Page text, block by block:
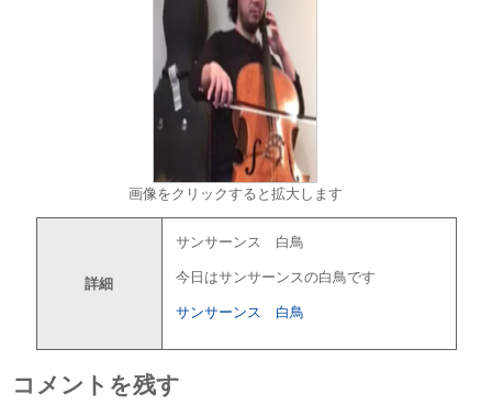
画像をクリックすると拡大します
詳細
サンサーンス 白鳥
今日はサンサーンスの白鳥です
サンサーンス 白鳥
コメントを残す